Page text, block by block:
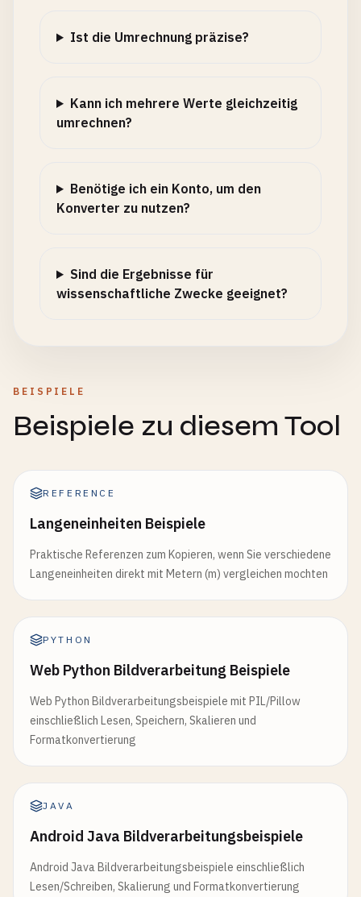
Ist die Umrechnung präzise?
Kann ich mehrere Werte gleichzeitig
umrechnen?
Benötige ich ein Konto, um den
Konverter zu nutzen?
Sind die Ergebnisse für
wissenschaftliche Zwecke geeignet?
BEISPIELE
Beispiele zu diesem Tool
REFERENCE
Langeneinheiten Beispiele
Praktische Referenzen zum Kopieren, wenn Sie verschiedene
Langeneinheiten direkt mit Metern (m) vergleichen mochten
PYTHON
Web Python Bildverarbeitung Beispiele
Web Python Bildverarbeitungsbeispiele mit PIL/Pillow
einschließlich Lesen, Speichern, Skalieren und
Formatkonvertierung
JAVA
Android Java Bildverarbeitungsbeispiele
Android Java Bildverarbeitungsbeispiele einschließlich
Lesen/Schreiben, Skalierung und Formatkonvertierung